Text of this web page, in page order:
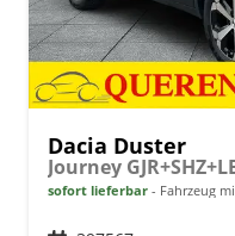
Dacia Duster
Journey
sofort lieferbar Fahrzeug